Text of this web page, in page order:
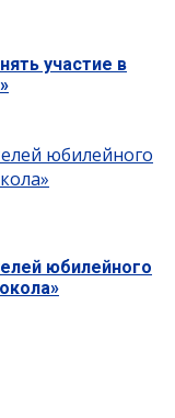
участие в
юбилейного
юбилейного